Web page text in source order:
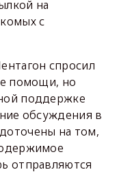
на
с
спросил
помощи, но
поддержке
обсуждения в
на том,
отправляются